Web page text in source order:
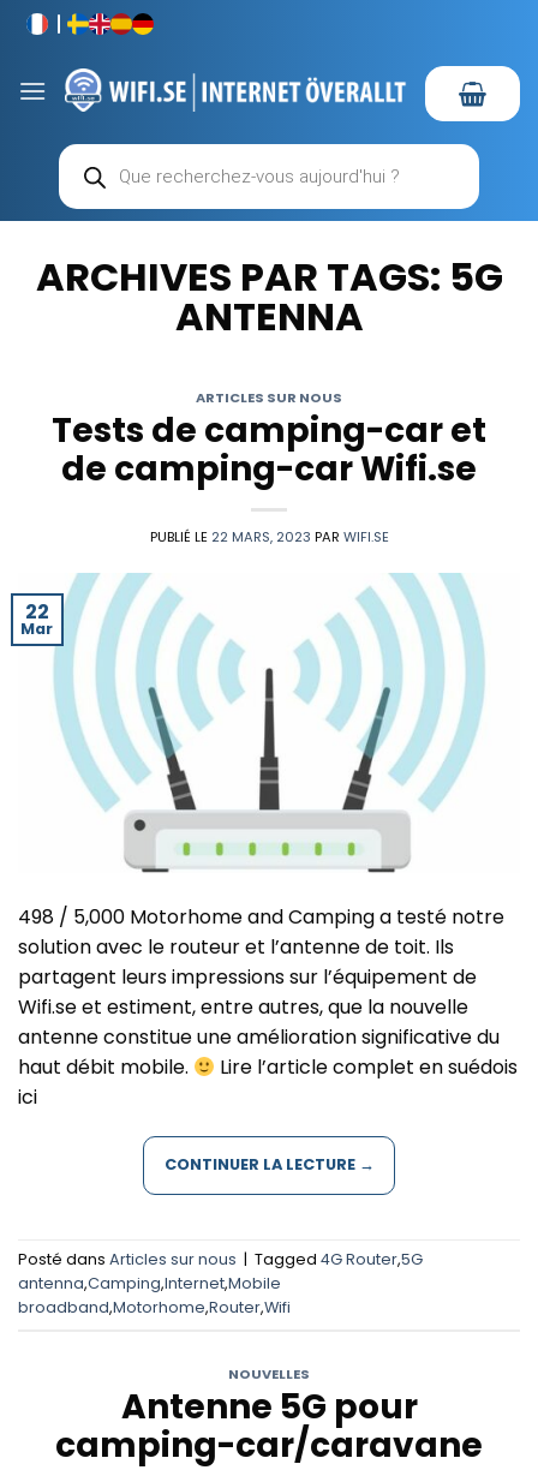
Passer
contenu
Recherche
de
produits
ARCHIVES PAR TAGS: 5G
ANTENNA
ARTICLES SUR NOUS
Tests de camping-car et
de camping-car Wifi.se
PUBLIÉ LE 22 MARS, 2023 PAR WIFI.SE
22
Mar
498 / 5,000 Motorhome and Camping a testé notre
solution avec le routeur et l’antenne de toit. Ils
partagent leurs impressions sur l’équipement de
Wifi.se et estiment, entre autres, que la nouvelle
antenne constitue une amélioration significative du
haut débit mobile.
Lire l’article complet en suédois
ici
CONTINUER LA LECTURE →
Posté dans Articles sur nous | Tagged 4G Router,5G
antenna,Camping,Internet,Mobile
broadband,Motorhome,Router,Wifi
NOUVELLES
Antenne 5G pour
camping-car/caravane